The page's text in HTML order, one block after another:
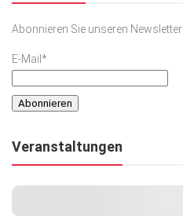
Abonnieren Sie unseren Newsletter
E-Mail*
Veranstaltungen